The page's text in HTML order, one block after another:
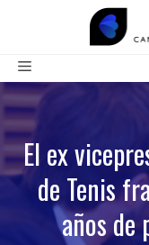
contenido
Menú
El ex
de Tenis
años